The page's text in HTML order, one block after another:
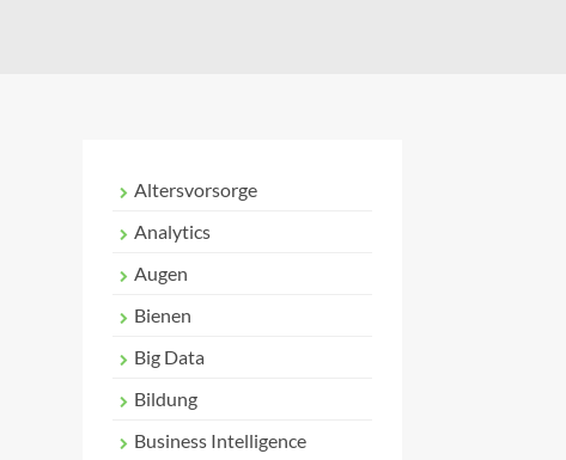
Altersvorsorge
Analytics
Augen
Bienen
Big Data
Bildung
Business Intelligence